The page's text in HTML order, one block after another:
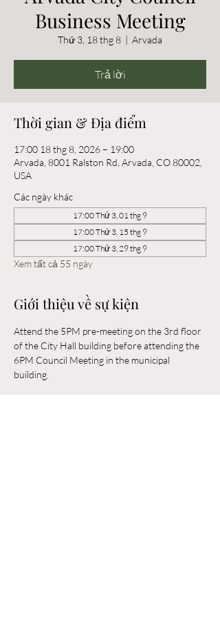
Business Meeting
Thứ 3, 18 thg 8
  |
Arvada
Trả lời
Thời gian & Địa điểm
17:00 18 thg 8, 2026 – 19:00
Arvada, 8001 Ralston Rd, Arvada, CO 80002,
USA
Các ngày khác
17:00 Thứ 3, 01 thg 9
17:00 Thứ 3, 15 thg 9
17:00 Thứ 3, 29 thg 9
Xem tất cả 55 ngày
Giới thiệu về sự kiện
Attend the 5PM pre-meeting on the 3rd floor
of the City Hall building before attending the
6PM Council Meeting in the municipal
building.